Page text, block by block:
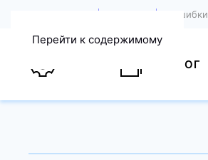
Перейти к содержимому
Ошибки
КАТАЛОГ